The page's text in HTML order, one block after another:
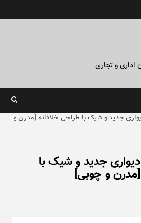
اداری و تجاری
جدید و شیک با طراحی خلاقانه [مدرن و
جدید و شیک با
و چوبی]